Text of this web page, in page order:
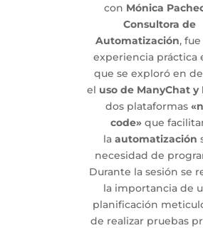
con Mónica
Consultora de
Automatización,
experiencia práctica
que se exploró en
el uso de ManyChat y
dos plataformas
code»que
laautomatización
necesidad de
Durante la sesión se
la importancia de
planificación
de realizar pruebas